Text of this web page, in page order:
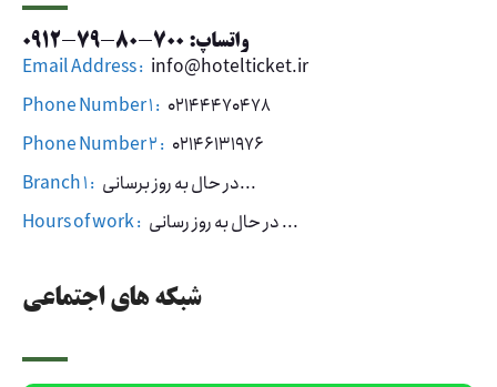
شبکه های اجتماعی
واتساپ: 700-80-79-0912
Email Address : info@hotelticket.ir
Phone Number 1 : 02144470478
Phone Number 2 : 02146131976
Branch 1 :
در حال به روز برسانی...
Hours of work :
در حال به روز رسانی ...